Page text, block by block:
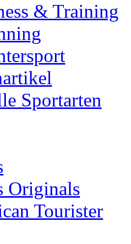
& Training
Sportarten
Originals
Tourister